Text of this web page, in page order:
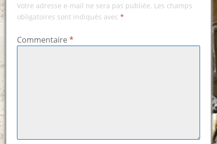
Votre adresse e-mail ne sera pas publiée. Les champs
obligatoires sont indiqués avec *
Commentaire *